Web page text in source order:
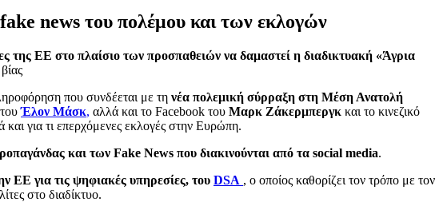
news του πολέμου και των εκλογών
της ΕΕ στο πλαίσιο των προσπαθειών να δαμαστεί η διαδικτυακή «Άγρια
που συνδέεται με τη νέα πολεμική σύρραξη στη Μέση Ανατολή
Έλον Μάσκ, αλλά και το Facebook του Μαρκ Ζάκερμπεργκ και το κινεζικό
για τι επερχόμενες εκλογές στην Ευρώπη.
και των Fake News που διακινούνται από τα social media.
ΕΕ για τις ψηφιακές υπηρεσίες, του DSA , ο οποίος καθορίζει τον τρόπο με τον
στο διαδίκτυο.